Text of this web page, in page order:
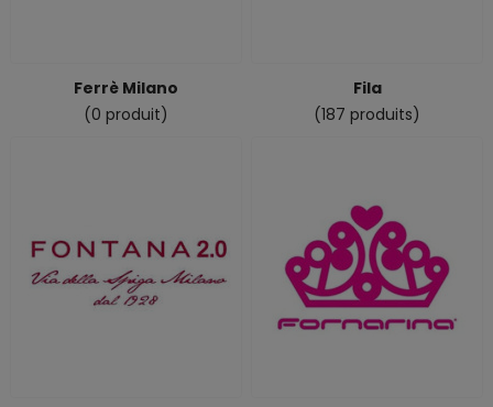
Ferrè Milano
(0 produit)
Fila
(187 produits)